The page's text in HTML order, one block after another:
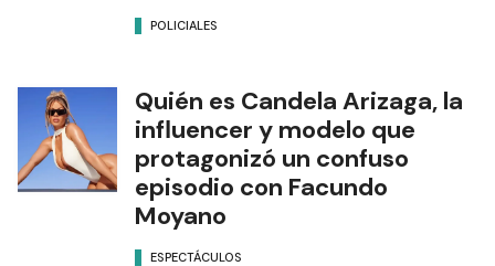
POLICIALES
Quién es Candela Arizaga, la
influencer y modelo que
protagonizó un confuso
episodio con Facundo
Moyano
ESPECTÁCULOS